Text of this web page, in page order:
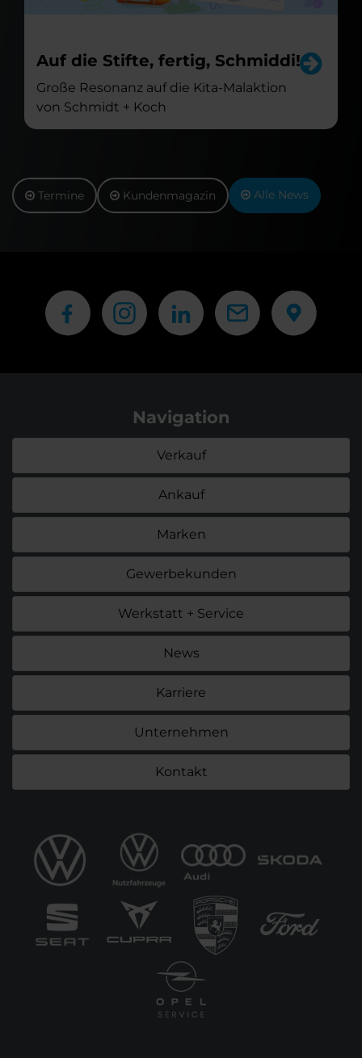
Auf die Stifte, fertig, Schmiddi!
Große Resonanz auf die Kita-Malaktion
von Schmidt + Koch
Termine Kundenmagazin Alle News
Navigation
Verkauf
Ankauf
Marken
Gewerbekunden
Werkstatt + Service
News
Karriere
Unternehmen
Kontakt